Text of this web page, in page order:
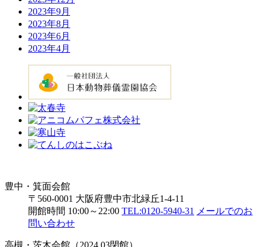
2023年9月
2023年8月
2023年6月
2023年4月
豊中・箕面会館
〒560-0001 大阪府豊中市北緑丘1-4-11
開館時間 10:00～22:00 TEL:0120-5940-31
メールでのお
問い合わせ